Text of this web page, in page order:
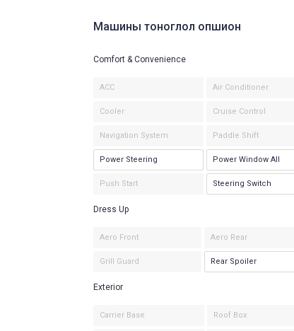
Машины тоноглол опшион
Comfort & Convenience
ACC Air Conditioner
Cooler Cruise Control
Navigation System Paddle Shift
Power Steering Power Window All
Push Start Steering Switch
Dress Up
Aero Front Aero Rear
Grill Guard Rear Spoiler
Exterior
Carrier Base Roof Box